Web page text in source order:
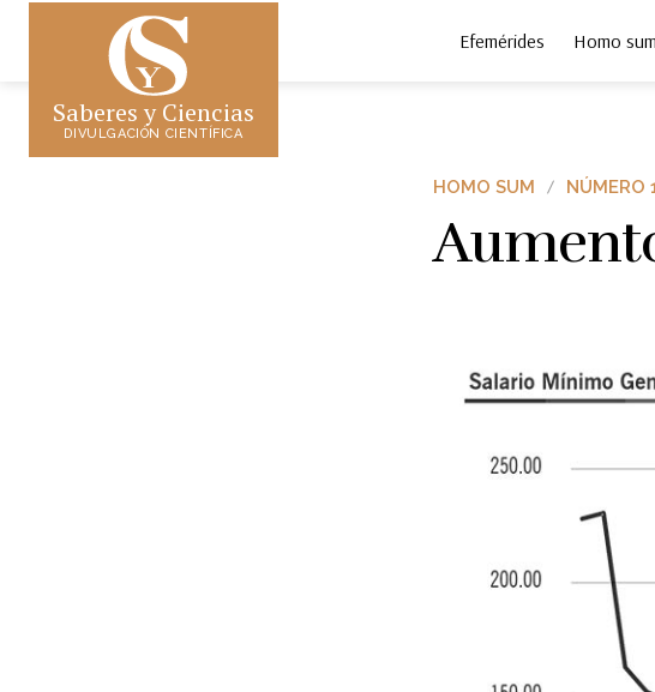
Saberes y Ciencias
DIVULGACIÓN CIENTÍFICA
Efemérides Homo sum
HOMO SUM NÚMERO